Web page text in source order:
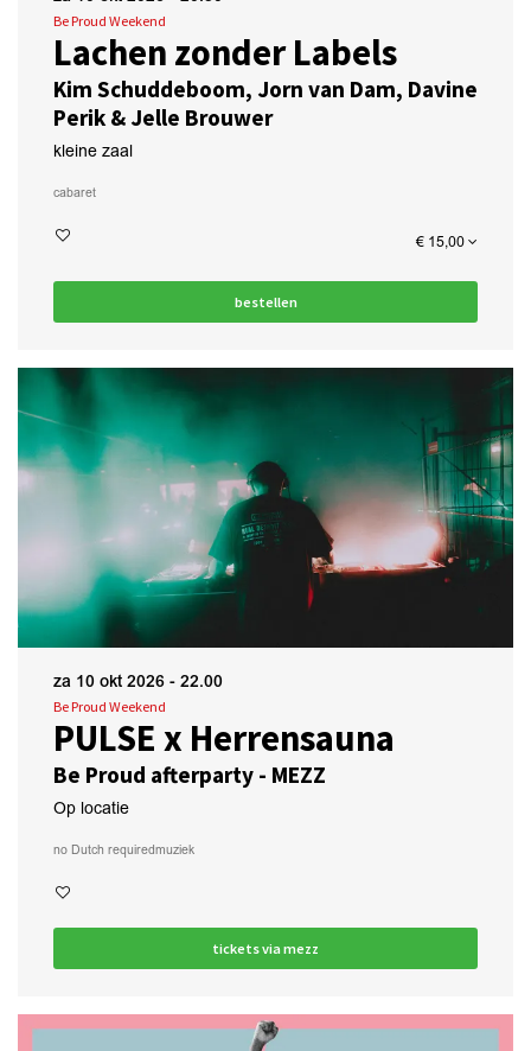
Lachen zonder Labels
Kim Schuddeboom, Jorn van Dam, Davine
Perik & Jelle Brouwer
Be Proud Weekend
kleine zaal
cabaret
€ 15,00
bestellen
PULSE x Herrensauna
Be Proud afterparty - MEZZ
Be Proud Weekend
za 10 okt 2026 - 22.00
Op locatie
no Dutch requiredmuziek
tickets via mezz